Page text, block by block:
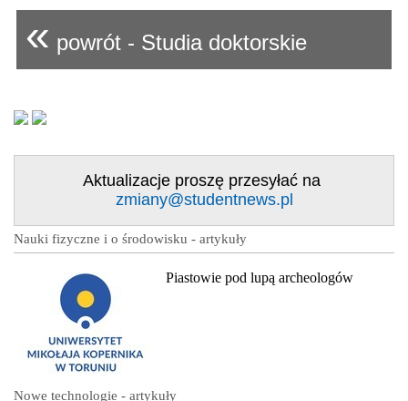
« powrót - Studia doktorskie
Aktualizacje proszę przesyłać na
zmiany@studentnews.pl
Nauki fizyczne i o środowisku - artykuły
Piastowie pod lupą archeologów
Nowe technologie - artykuły